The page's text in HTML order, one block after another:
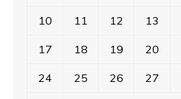
10 11 12 13
17 18 19 20
24 25 26 27